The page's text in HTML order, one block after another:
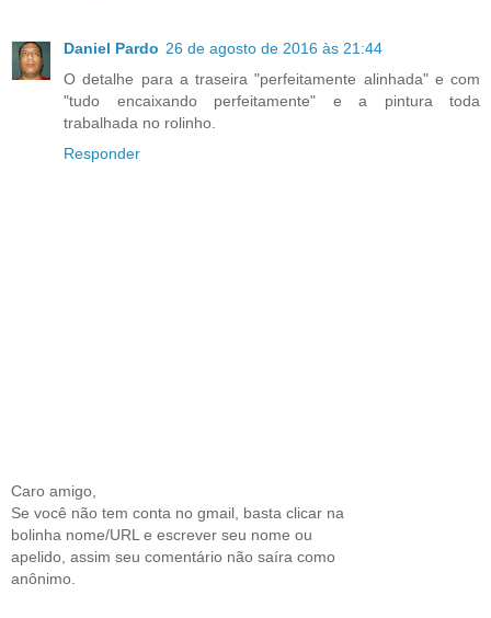
Daniel Pardo 26 de agosto de 2016 às 21:44
O detalhe para a traseira "perfeitamente alinhada" e com
"tudo encaixando perfeitamente" e a pintura toda
trabalhada no rolinho.
Responder
Caro amigo,
Se você não tem conta no gmail, basta clicar na
bolinha nome/URL e escrever seu nome ou
apelido, assim seu comentário não saíra como
anônimo.